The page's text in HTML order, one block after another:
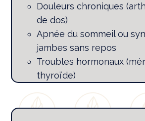
Douleurs chroniques
de dos)
Apnée du sommeil ou
jambes sans repos
Troubles hormonaux
thyroïde)